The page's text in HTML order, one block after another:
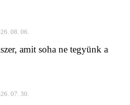
08. 06.
amit soha ne tegyünk a
07. 30.